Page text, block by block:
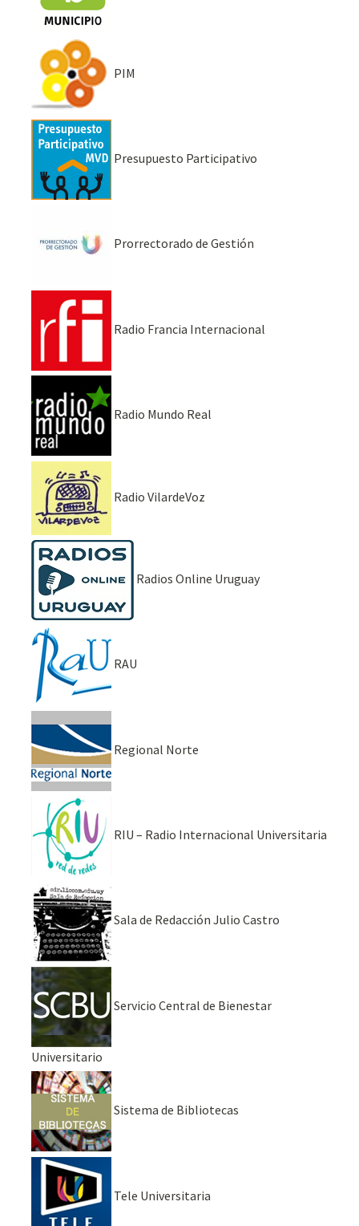
PIM
Presupuesto Participativo
Prorrectorado de Gestión
Radio Francia Internacional
Radio Mundo Real
Radio VilardeVoz
Radios Online Uruguay
RAU
Regional Norte
RIU – Radio Internacional Universitaria
Sala de Redacción Julio Castro
Servicio Central de Bienestar
Universitario
Sistema de Bibliotecas
Tele Universitaria